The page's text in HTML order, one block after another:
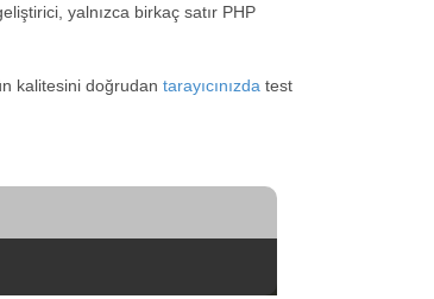
yalnızca birkaç satır PHP
kalitesini doğrudan tarayıcınızda test